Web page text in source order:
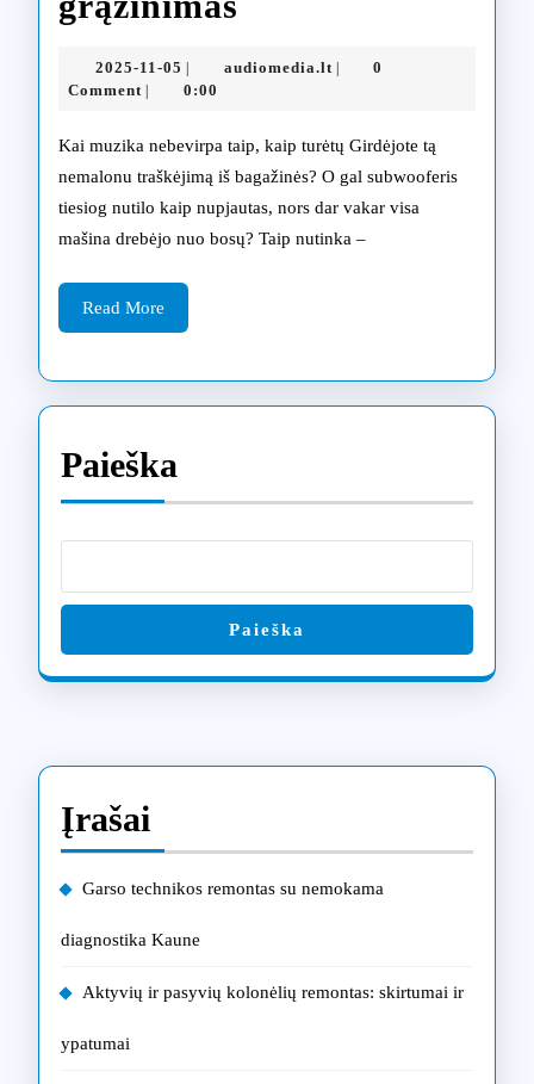
remontas
Kaune:
žemų
dažnių
grąžinimas
2025-11-05 2025-
11-
audiomedia.ltaudiomedia.lt
0
Comment
0:00
Kai muzika nebevirpa taip, kaip turėtų Girdėjote tą
nemalonu traškėjimą iš bagažinės? O gal subwooferis
tiesiog nutilo kaip nupjautas, nors dar vakar visa
mašina drebėjo nuo bosų? Taip nutinka –
Read More
More
Paieška
Paieška
Įrašai
Garso technikos remontas su nemokama
diagnostika Kaune
Aktyvių ir pasyvių kolonėlių remontas: skirtumai ir
ypatumai